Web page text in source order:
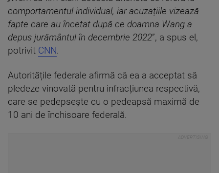
comportamentul individual, iar acuzațiile vizează
fapte care au încetat după ce doamna Wang a
depus jurământul în decembrie 2022”, a spus el,
potrivit CNN.
Autoritățile federale afirmă că ea a acceptat să
pledeze vinovată pentru infracțiunea respectivă,
care se pedepsește cu o pedeapsă maximă de
10 ani de închisoare federală.